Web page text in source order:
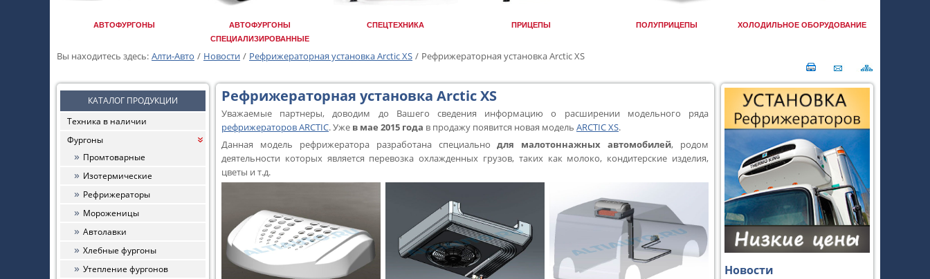
АВТОФУРГОНЫ
АВТОФУРГОНЫ
СПЕЦИАЛИЗИРОВАННЫЕ
СПЕЦТЕХНИКА ПРИЦЕПЫ ПОЛУПРИЦЕПЫ ХОЛОДИЛЬНОЕ ОБОРУДОВАНИЕ
Вы находитесь здесь: Алти-Авто / Новости / Рефрижераторная установка Arctic XS / Рефрижераторная установка Arctic XS
КАТАЛОГ ПРОДУКЦИИ
Техника в наличии
Фургоны
«
Промтоварные
Изотермические
Рефрижераторы
Мороженицы
Автолавки
Хлебные фургоны
Утепление фургонов
Рефрижераторная установка Arctic XS
Уважаемые партнеры, доводим до Вашего сведения информацию о расширении модельного ряда
рефрижераторов ARCTIC. Уже в мае 2015 года в продажу появится новая модель ARCTIC XS.
Данная модель рефрижератора разработана специальнодля малотоннажных автомобилей, родом
деятельности которых является перевозка охлажденных грузов, таких как молоко, кондитерские изделия,
цветы и т.д.
Новости